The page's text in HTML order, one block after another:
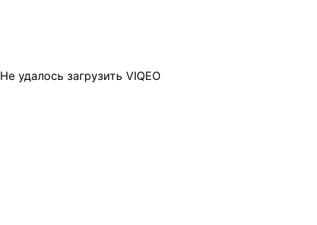
Не удалось загрузить VIQEO